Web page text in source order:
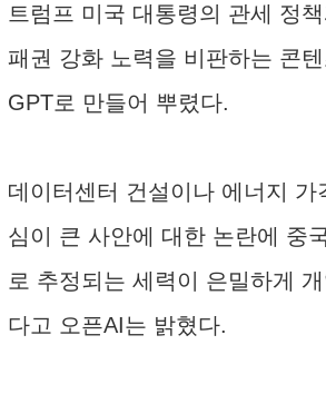
트럼프 미국 대통령의 관세 정
패권 강화 노력을 비판하는 콘
GPT로 만들어 뿌렸다.
데이터센터 건설이나 에너지
심이 큰 사안에 대한 논란에 중
로 추정되는 세력이 은밀하게
다고 오픈AI는 밝혔다.